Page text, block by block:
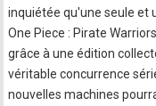
inquiétée qu'une seule et
One Piece : Pirate
grâce à une édition
véritable concurrence
nouvelles machines